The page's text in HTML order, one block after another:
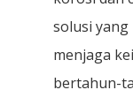
solusi yang
menjaga
bertahun-